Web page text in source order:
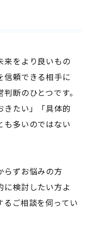
来をより良いもの
信頼できる相手に
断のひとつです。
きたい」「具体的
も多いのではない
らずお悩みの方
に検討したい方よ
るご相談を伺ってい